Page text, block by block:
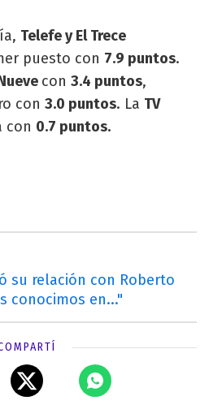
Telefe y El Trece
puesto con 7.9 puntos.
con 3.4 puntos,
con 3.0 puntos. La TV
con 0.7 puntos.
su relación con Roberto
conocimos en..."